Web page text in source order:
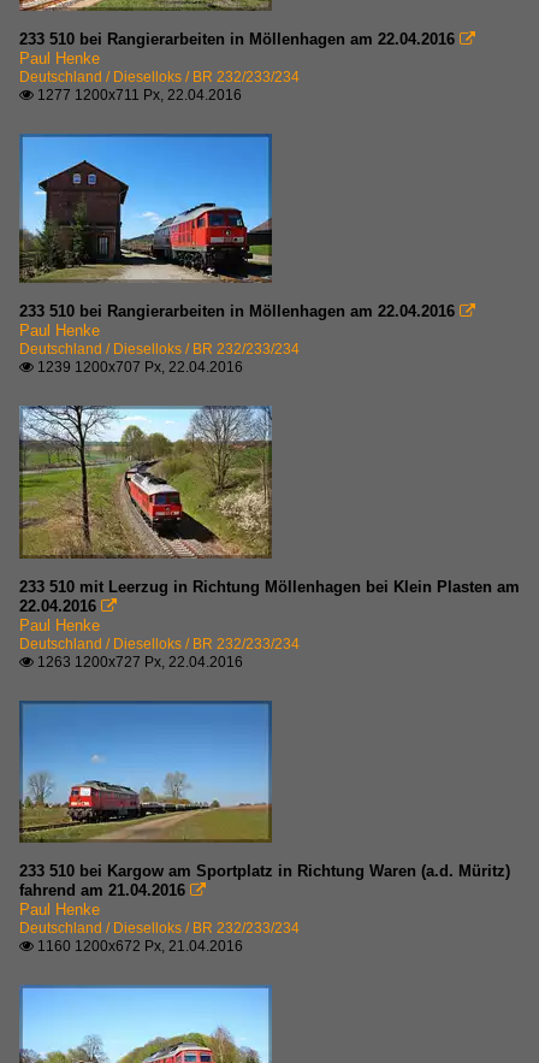
233 510 bei Rangierarbeiten in Möllenhagen am 22.04.2016 
Paul Henke
Deutschland / Dieselloks / BR 232/233/234
 1277 1200x711 Px, 22.04.2016
233 510 bei Rangierarbeiten in Möllenhagen am 22.04.2016 
Paul Henke
Deutschland / Dieselloks / BR 232/233/234
 1239 1200x707 Px, 22.04.2016
233 510 mit Leerzug in Richtung Möllenhagen bei Klein Plasten am
22.04.2016 
Paul Henke
Deutschland / Dieselloks / BR 232/233/234
 1263 1200x727 Px, 22.04.2016
233 510 bei Kargow am Sportplatz in Richtung Waren (a.d. Müritz)
fahrend am 21.04.2016 
Paul Henke
Deutschland / Dieselloks / BR 232/233/234
 1160 1200x672 Px, 21.04.2016